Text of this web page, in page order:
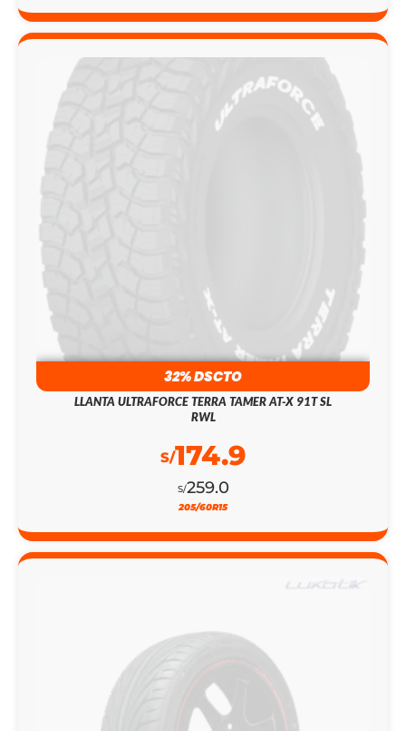
32% DSCTO
LLANTA ULTRAFORCE TERRA TAMER AT-X 91T SL
RWL
S/259.0
S/174.9
205/60R15